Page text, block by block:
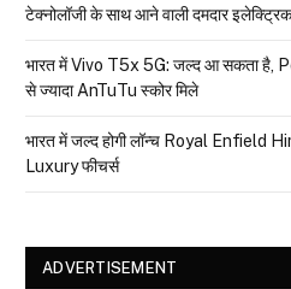
टेक्नोलॉजी के साथ आने वाली दमदार
भारत में Vivo T5x 5G: जल्द आ सकता है,
से ज्यादा AnTuTu स्कोर मिले
भारत में जल्द होगी लॉन्च Royal Enfield
Luxury फीचर्स
ADVERTISEMENT